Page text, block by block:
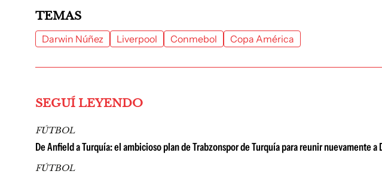
TEMAS
Darwin Núñez Liverpool Conmebol Copa América
SEGUÍ LEYENDO
FÚTBOL
De Anfield a Turquía: el ambicioso plan de Trabzonspor de Turquía para reunir nuevamente
FÚTBOL